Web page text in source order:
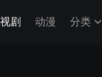
剧 动漫 分类